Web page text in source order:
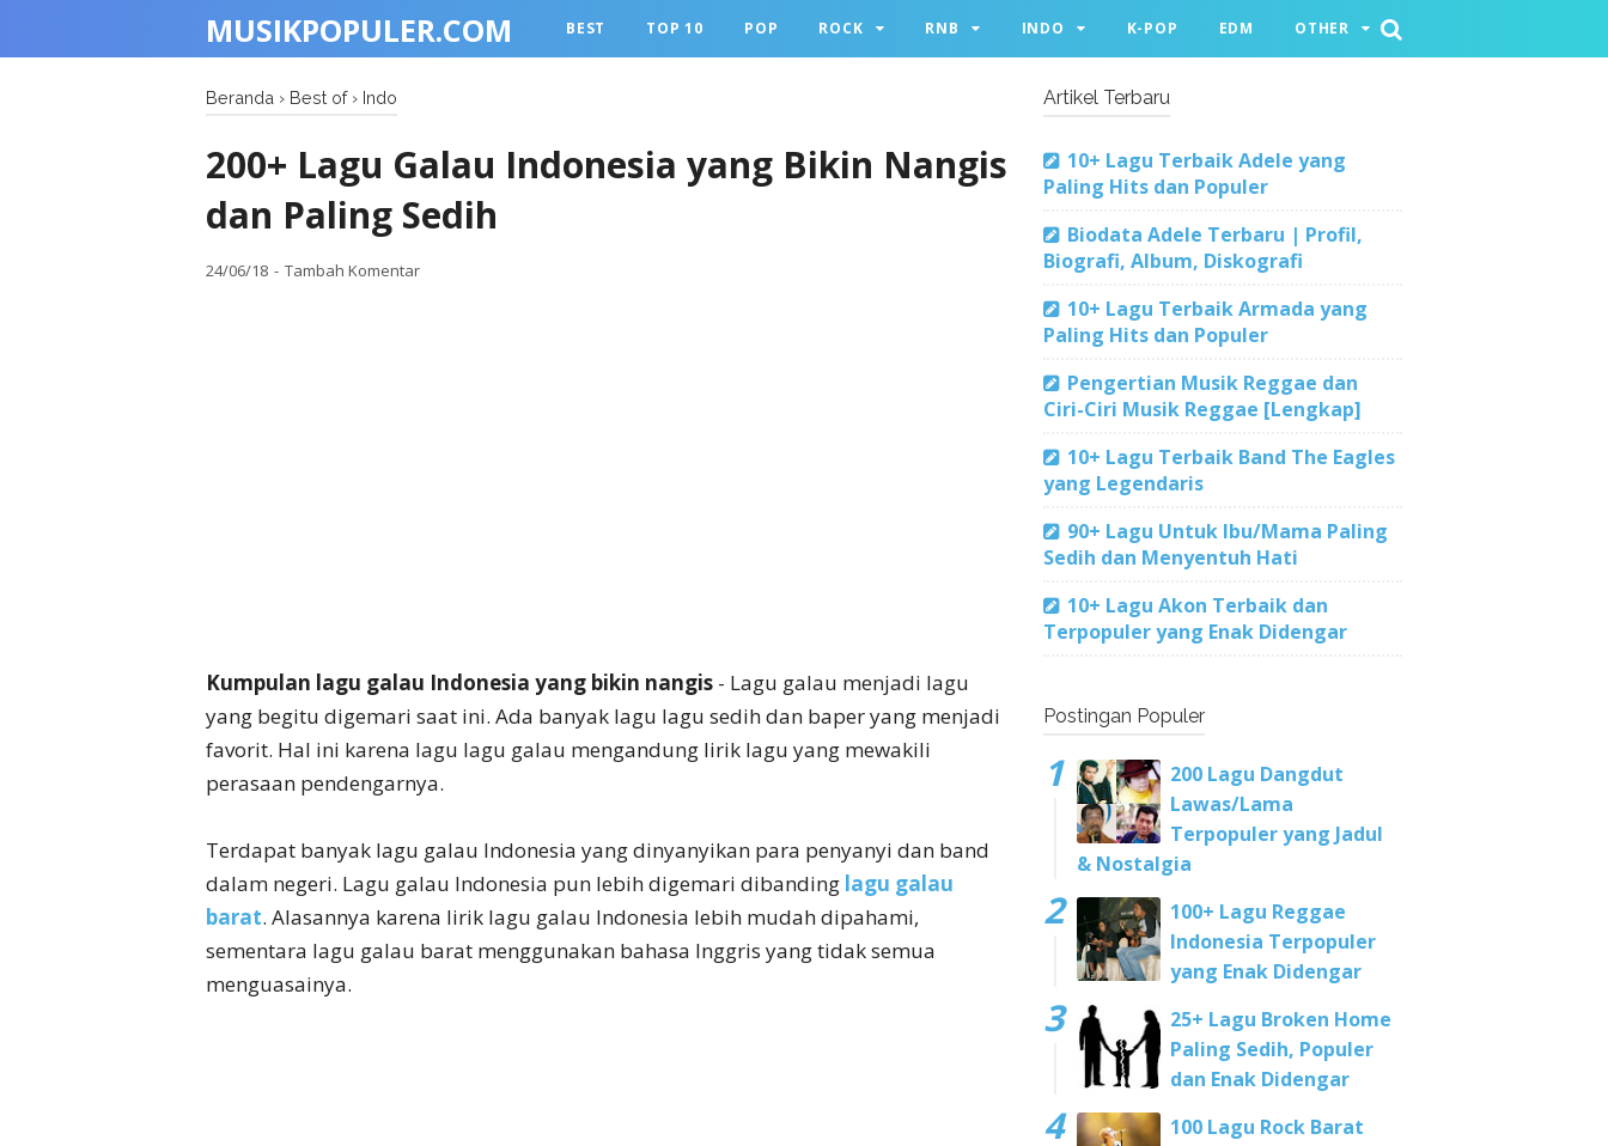
MUSIKPOPULER.COM BEST TOP 10 POP ROCK RNB INDO K-POP EDM OTHER
Beranda › Best of› Indo
200+ Lagu Galau Indonesia yang Bikin Nangis
dan Paling Sedih
24/06/18 Tambah Komentar
Kumpulan lagu galau Indonesia yang bikin nangis - Lagu galau menjadi lagu
yang begitu digemari saat ini. Ada banyak lagu lagu sedih dan baper yang menjadi
favorit. Hal ini karena lagu lagu galau mengandung lirik lagu yang mewakili
perasaan pendengarnya.
Terdapat banyak lagu galau Indonesia yang dinyanyikan para penyanyi dan band
dalam negeri. Lagu galau Indonesia pun lebih digemari dibanding lagu galau
barat. Alasannya karena lirik lagu galau Indonesia lebih mudah dipahami,
sementara lagu galau barat menggunakan bahasa Inggris yang tidak semua
menguasainya.
Artikel Terbaru
10+ Lagu Terbaik Adele yang
Paling Hits dan Populer
Biodata Adele Terbaru | Profil,
Biografi, Album, Diskografi
10+ Lagu Terbaik Armada yang
Paling Hits dan Populer
Pengertian Musik Reggae dan
Ciri-Ciri Musik Reggae [Lengkap]
10+ Lagu Terbaik Band The Eagles
yang Legendaris
90+ Lagu Untuk Ibu/Mama Paling
Sedih dan Menyentuh Hati
10+ Lagu Akon Terbaik dan
Terpopuler yang Enak Didengar
Postingan Populer
200 Lagu Dangdut
Lawas/Lama
Terpopuler yang Jadul
& Nostalgia
100+ Lagu Reggae
Indonesia Terpopuler
yang Enak Didengar
25+ Lagu Broken Home
Paling Sedih, Populer
dan Enak Didengar
100 Lagu Rock Barat